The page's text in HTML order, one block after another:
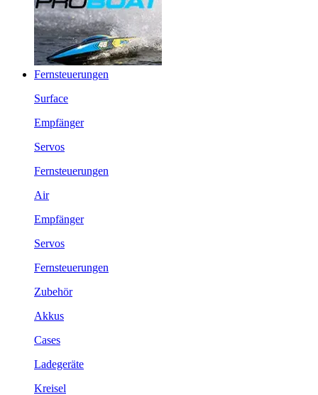
Fernsteuerungen
Surface
Empfänger
Servos
Fernsteuerungen
Air
Empfänger
Servos
Fernsteuerungen
Zubehör
Akkus
Cases
Ladegeräte
Kreisel